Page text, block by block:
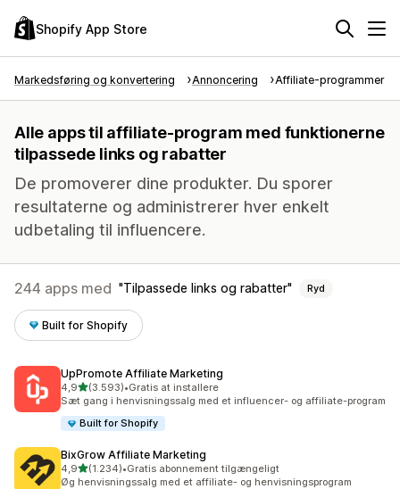
Shopify App Store
Markedsføring og konvertering Annoncering Affiliate-programmer
Alle apps til affiliate-program med funktionerne
tilpassede links og rabatter
De promoverer dine produkter. Du sporer
resultaterne og administrerer hver enkelt
udbetaling til influencere.
244 apps med Tilpassede links og rabatter Ryd
Built for Shopify
UpPromote Affiliate Marketing
4,9ud af 5 stjerner
(3.593)
3593 anmeldelser i alt
•Gratis at installere
Sæt gang i henvisningssalg med et influencer- og affiliate-program
Built for Shopify
BixGrow Affiliate Marketing
4,9ud af 5 stjerner
(1.234)
1234 anmeldelser i alt
•Gratis abonnement tilgængeligt
Øg henvisningssalg med et affiliate- og henvisningsprogram